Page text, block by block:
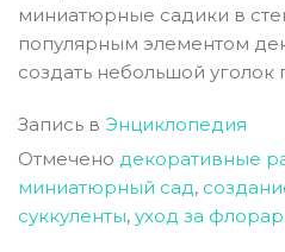
миниатюрные садики в
популярным элементом
создать небольшой уголок
Запись в Энциклопедия
Отмечено декоративные
миниатюрный сад,
суккуленты, уход за